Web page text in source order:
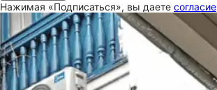
Нажимая «Подписаться», вы даете согласие